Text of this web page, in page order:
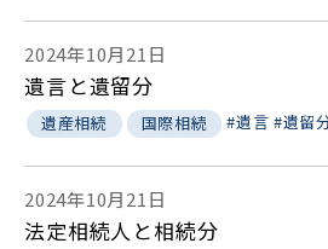
2024年10月21日
遺言と遺留分
遺産相続 国際相続 #遺言 #遺留
2024年10月21日
法定相続人と相続分